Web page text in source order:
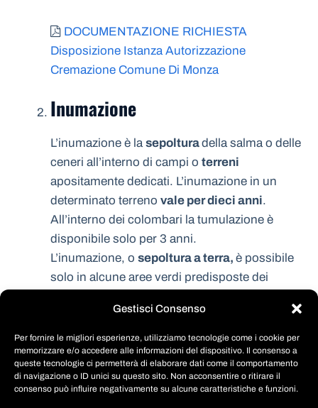
Gestisci Consenso
Per fornire le migliori esperienze, utilizziamo tecnologie come i cookie per
memorizzare e/o accedere alle informazioni del dispositivo. Il consenso a
queste tecnologie ci permetterà di elaborare dati come il comportamento
di navigazione o ID unici su questo sito. Non acconsentire o ritirare il
consenso può influire negativamente su alcune caratteristiche e funzioni.
DOCUMENTAZIONE RICHIESTA
Disposizione Istanza Autorizzazione
Cremazione Comune Di Monza
Inumazione
L’inumazione è lasepolturadella salma o delle
ceneri all’interno di campi o terreni
apositamente dedicati. L’inumazione in un
determinato terreno vale per dieci anni.
All’interno dei colombari la tumulazione è
disponibile solo per 3 anni.
L’inumazione, o sepoltura a terra, è possibile
solo in alcune aree verdi predisposte dei
l’urna ceneraria. Lo spazio occupato dalla
salma è vostro per dieci anni, dopo di che si
passera alla esumazione ordinaria ed alla
eventuale riassegnazione del posto.